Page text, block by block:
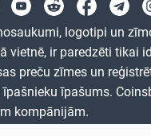
logotipi un
vietnē, ir paredzēti tikai
preču zīmes un
īpašums.
kompānijām.